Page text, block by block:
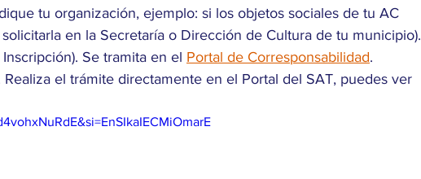
tu organización, ejemplo: si los objetos sociales de tu AC
en la Secretaría o Dirección de Cultura de tu municipio).
Se tramita en el Portal de Corresponsabilidad.
Realiza el trámite directamente en el Portal del SAT, puedes ver